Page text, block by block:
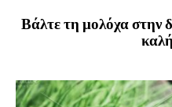
Βάλτε τη μολόχα στην